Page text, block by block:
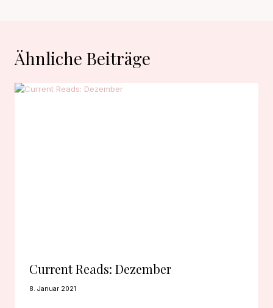
Ähnliche Beiträge
Current Reads: Dezember
8. Januar 2021